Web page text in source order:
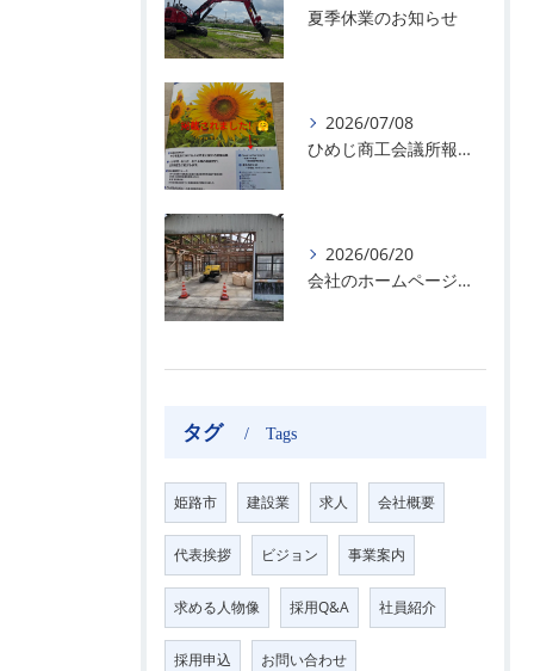
夏季休業のお知らせ
2026/07/08
ひめじ商工会議所報の7月号に掲載されました！！
2026/06/20
会社のホームページにて、作業内容をアップしました。
タグ Tags
姫路市 建設業 求人 会社概要
代表挨拶 ビジョン 事業案内
求める人物像 採用Q&A 社員紹介
採用申込 お問い合わせ